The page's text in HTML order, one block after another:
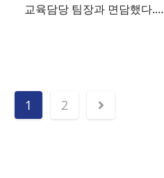
교육담당 팀장과 면담했다.…
글
1 2